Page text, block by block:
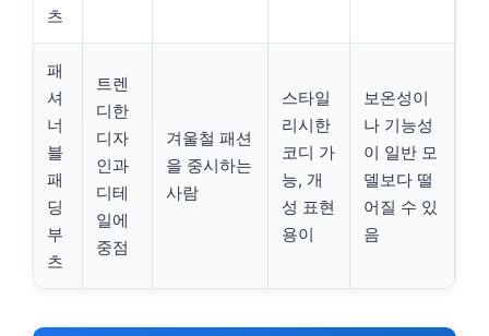
츠
패
셔
너
블
패
딩
부
츠
트렌
디한
디자
인과
디테
일에
중점
겨울철 패션
을 중시하는
사람
스타일
리시한
코디 가
능, 개
성 표현
용이
보온성이
나 기능성
이 일반 모
델보다 떨
어질 수 있
음